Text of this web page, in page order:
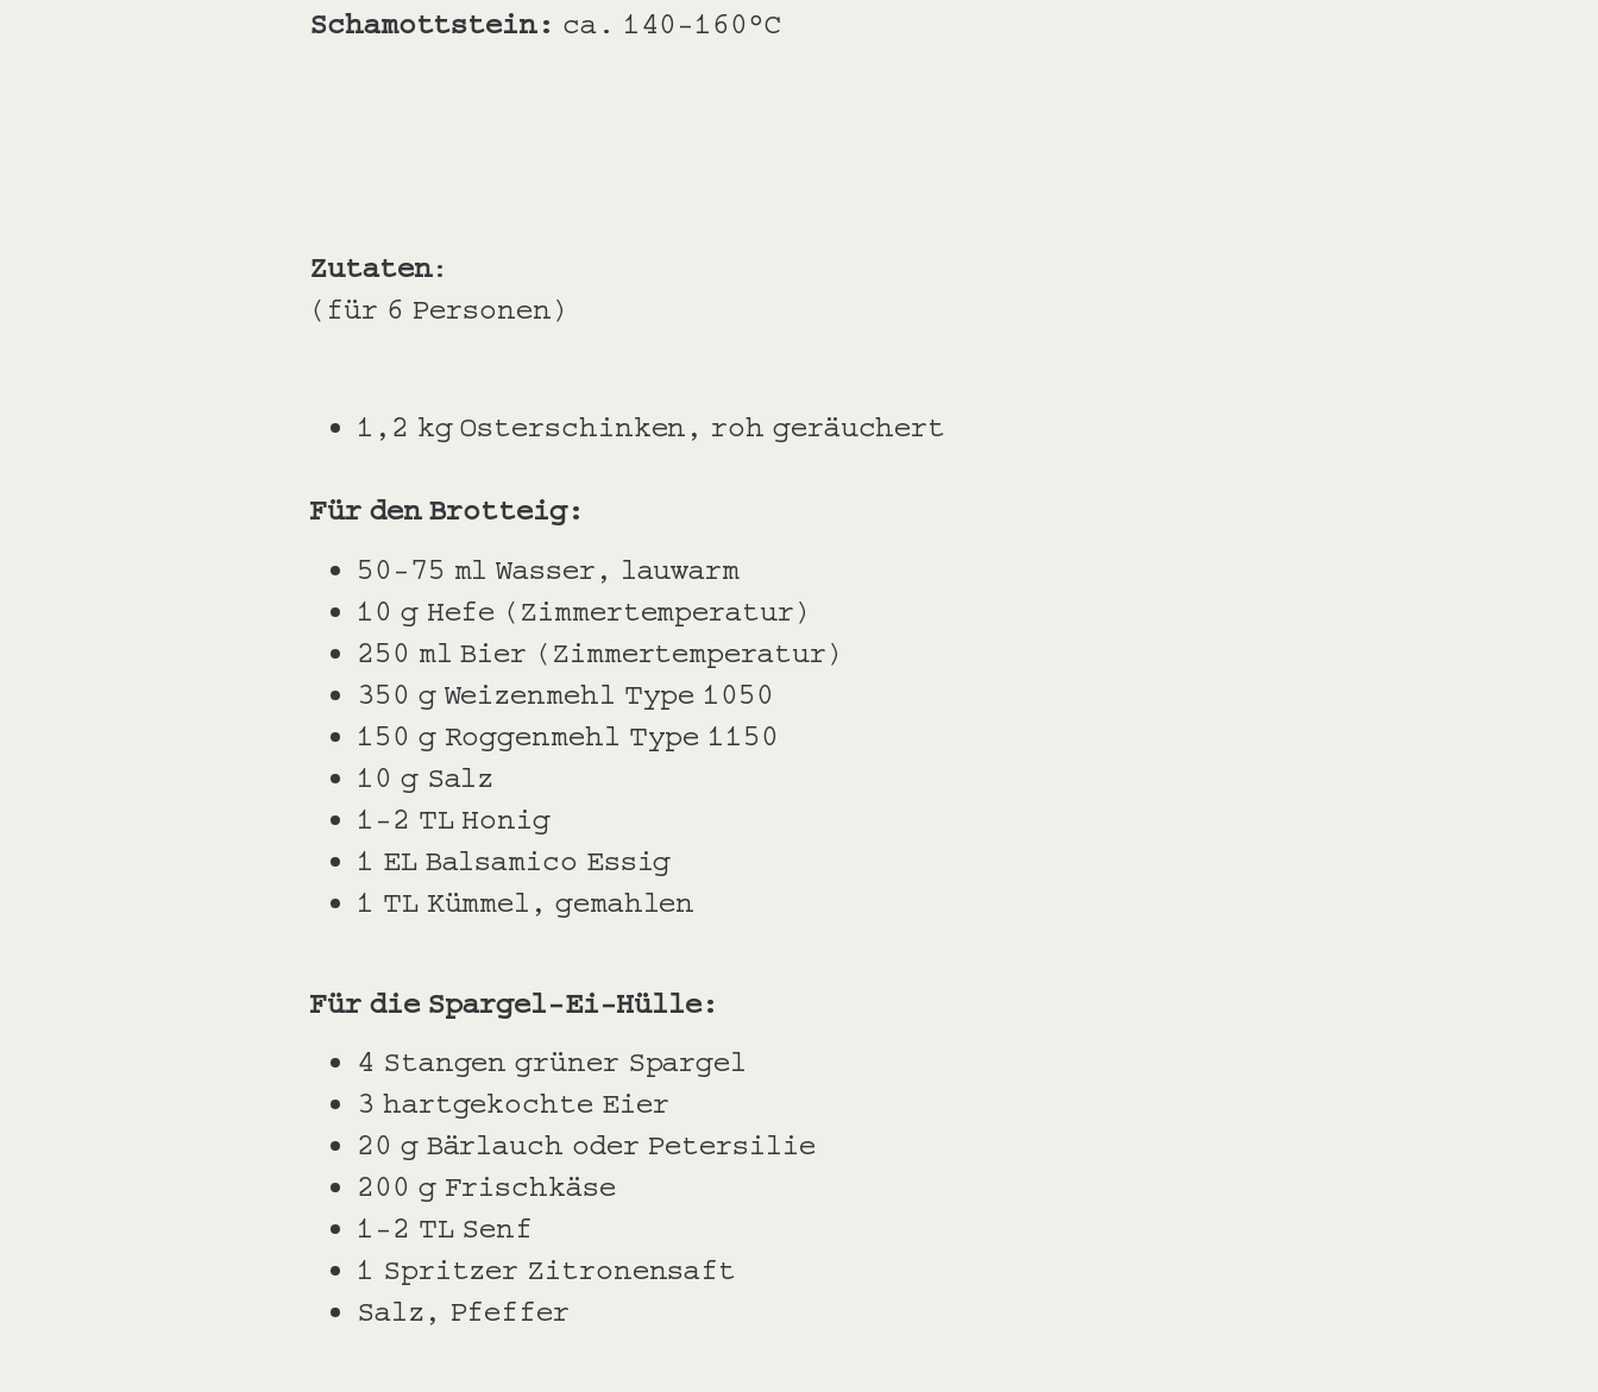
Schamottstein: ca. 140-160°C
Zutaten:
(für 6 Personen)
1,2 kg Osterschinken, roh geräuchert
Für den Brotteig:
50-75 ml Wasser, lauwarm
10 g Hefe (Zimmertemperatur)
250 ml Bier (Zimmertemperatur)
350 g Weizenmehl Type 1050
150 g Roggenmehl Type 1150
10 g Salz
1-2 TL Honig
1 EL Balsamico Essig
1 TL Kümmel, gemahlen
Für die Spargel-Ei-Hülle:
4 Stangen grüner Spargel
3 hartgekochte Eier
20 g Bärlauch oder Petersilie
200 g Frischkäse
1-2 TL Senf
1 Spritzer Zitronensaft
Salz, Pfeffer